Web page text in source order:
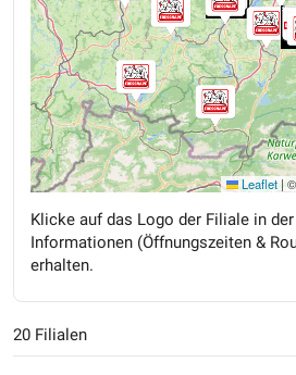
Leaflet | ©
Klicke auf das Logo der Filiale in
Informationen (Öffnungszeiten &
erhalten.
20 Filialen